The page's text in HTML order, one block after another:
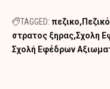
TAGGED: πεζικο Πεζικό
στρατος ξηρας Σχολη
Σχολή Εφέδρων